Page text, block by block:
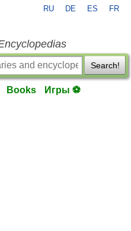
RU DE ES FR
Search!
Books Игры ⚽